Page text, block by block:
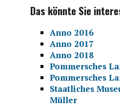
Das könnte Sie
Anno 2016
Anno 2017
Anno 2018
Pommersches
Pommersches
Staatliches
Müller